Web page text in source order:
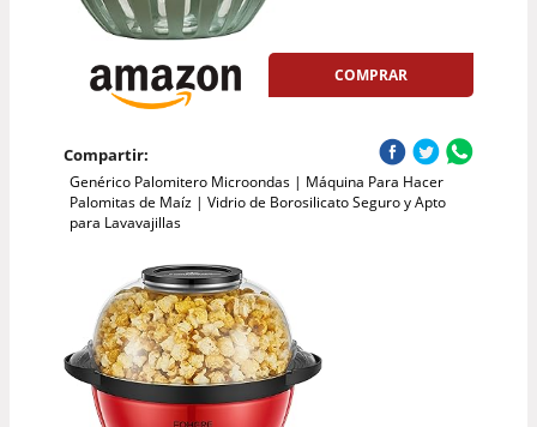
COMPRAR
Compartir:
Genérico Palomitero Microondas | Máquina Para Hacer
Palomitas de Maíz | Vidrio de Borosilicato Seguro y Apto
para Lavavajillas